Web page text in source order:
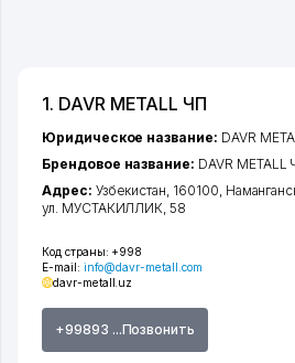
1. DAVR METALL ЧП
Код страны: +998
E-mail: info@davr-metall.com
davr-metall.uz
+99893 ...Позвонить
Юридическое название: DAVR
Брендовое название: DAVR METALL
Адрес: Узбекистан, 160100,
ул. МУСТАКИЛЛИК, 58